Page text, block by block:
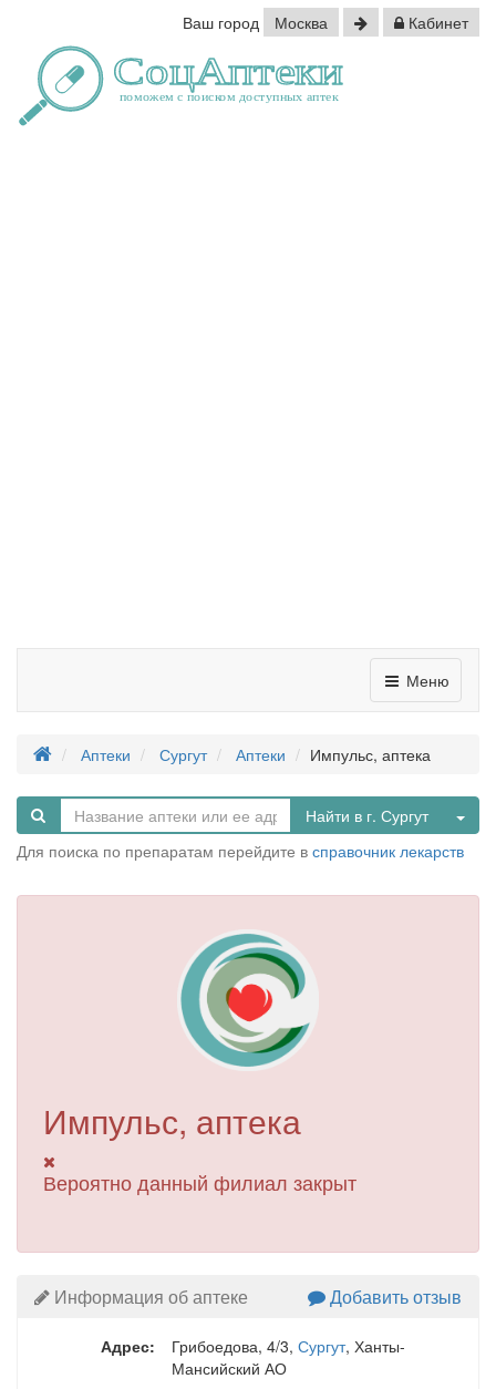
Ваш город Москва Кабинет
Меню
Аптеки Сургут Аптеки Импульс, аптека
Найти в г. Сургут
Для поиска по препаратам перейдите в справочник лекарств
Импульс, аптека
Вероятно данный филиал закрыт
Информация об аптеке Добавить отзыв
Адрес: Грибоедова, 4/3, Сургут, Ханты-
Мансийский АО